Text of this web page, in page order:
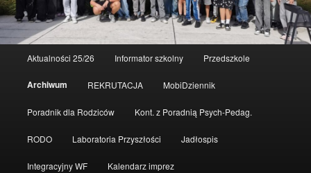
Przeskocz
do
tekstu
Aktualności 25/26 Informator szkolny Przedszkole
Archiwum REKRUTACJA MobiDziennik
Poradnik dla Rodziców Kont. z Poradnią Psych-Pedag.
RODO Laboratoria Przyszłości Jadłospis
Integracyjny WF Kalendarz imprez